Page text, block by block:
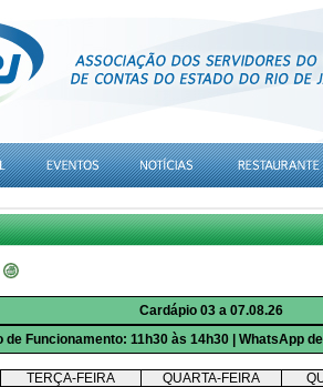
Cardápio 03 a 07.08.26
de Funcionamento: 11h30 às 14h30 | WhatsApp
TERÇA-FEIRA QUARTA-FEIRA